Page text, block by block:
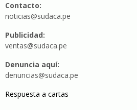
Contacto:
noticias@sudaca.pe
Publicidad:
ventas@sudaca.pe
Denuncia aquí:
denuncias@sudaca.pe
Respuesta a cartas